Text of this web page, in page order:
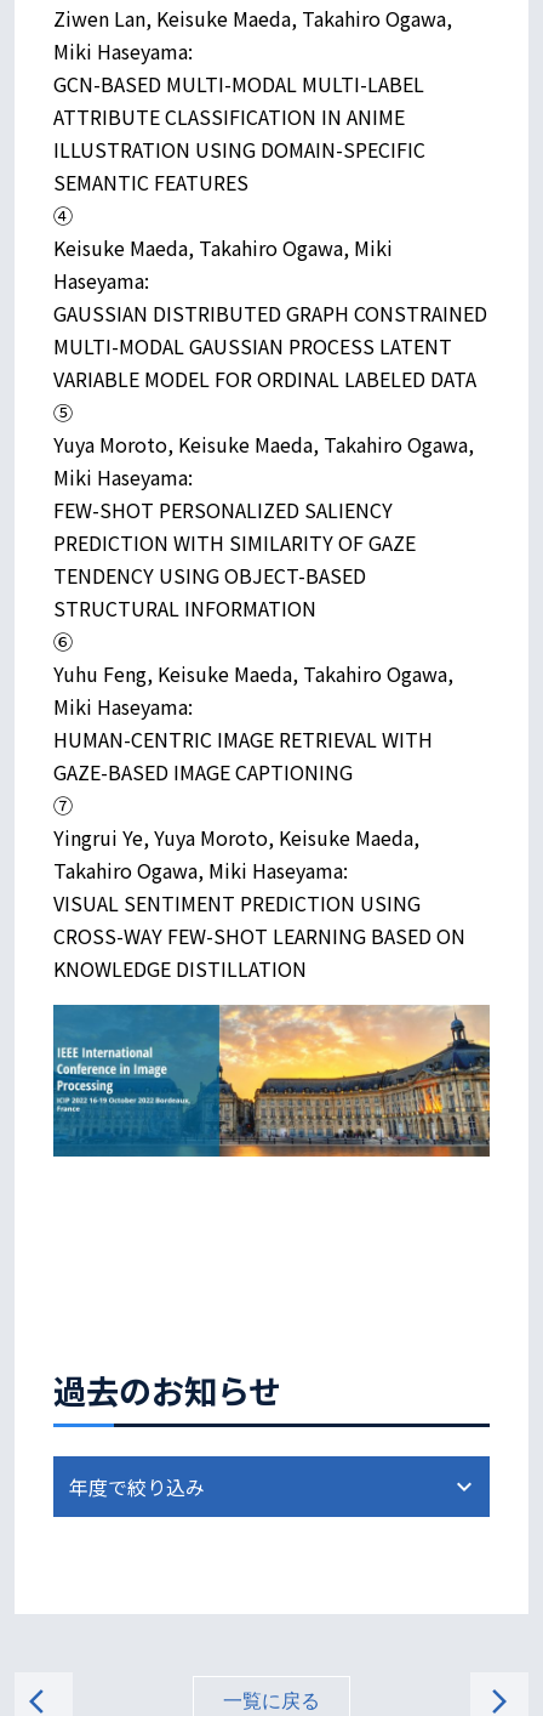
過去のお知らせ
Ziwen Lan, Keisuke Maeda, Takahiro Ogawa,
Miki Haseyama:
GCN-BASED MULTI-MODAL MULTI-LABEL
ATTRIBUTE CLASSIFICATION IN ANIME
ILLUSTRATION USING DOMAIN-SPECIFIC
SEMANTIC FEATURES
④
Keisuke Maeda, Takahiro Ogawa, Miki
Haseyama:
GAUSSIAN DISTRIBUTED GRAPH CONSTRAINED
MULTI-MODAL GAUSSIAN PROCESS LATENT
VARIABLE MODEL FOR ORDINAL LABELED DATA
⑤
Yuya Moroto, Keisuke Maeda, Takahiro Ogawa,
Miki Haseyama:
FEW-SHOT PERSONALIZED SALIENCY
PREDICTION WITH SIMILARITY OF GAZE
TENDENCY USING OBJECT-BASED
STRUCTURAL INFORMATION
⑥
Yuhu Feng, Keisuke Maeda, Takahiro Ogawa,
Miki Haseyama:
HUMAN-CENTRIC IMAGE RETRIEVAL WITH
GAZE-BASED IMAGE CAPTIONING
⑦
Yingrui Ye, Yuya Moroto, Keisuke Maeda,
Takahiro Ogawa, Miki Haseyama:
VISUAL SENTIMENT PREDICTION USING
CROSS-WAY FEW-SHOT LEARNING BASED ON
KNOWLEDGE DISTILLATION
arrow_back_ios 一覧に戻る arrow_forward_ios